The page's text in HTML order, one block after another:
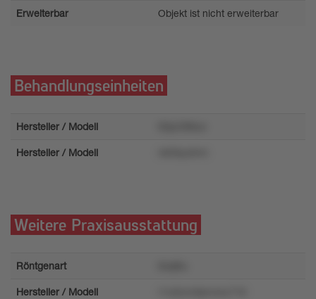
Erweiterbar Objekt ist nicht erweiterbar
Behandlungseinheiten
Hersteller / Modell
Hersteller / Modell
Weitere Praxisausstattung
Röntgenart
Hersteller / Modell